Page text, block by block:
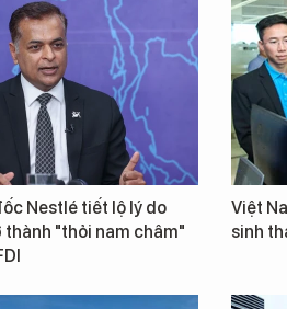
Nestlé tiết lộ lý do
thành "thỏi nam châm"
Việt
sinh